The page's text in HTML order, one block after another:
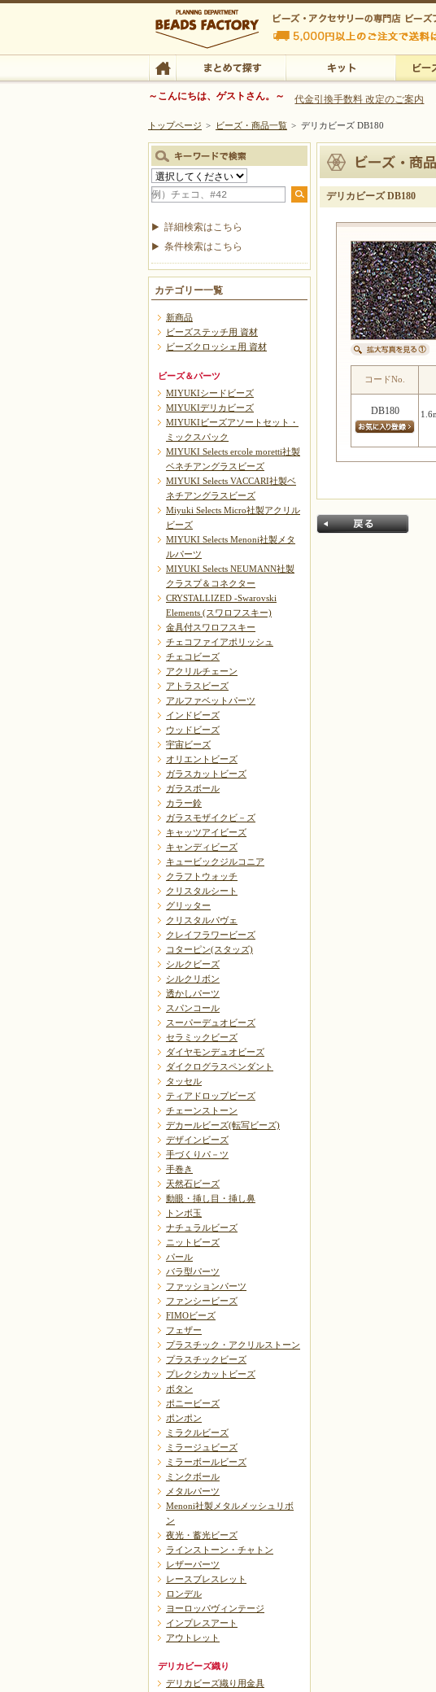
ビーズファクトリー ビーズ・パーツ・金具など・アクセサリー
ビーズ・アクセサリーの専門店 ビー
ビーズ・アクセサリーの専門店 ビーズファクトリー 5,000円以上
TOP まとめて探す
～こんにちは、ゲストさん。～ 代金引換手数料 改定のご案内
トップページ > ビーズ・商品一覧 > デリカビーズ DB180
デリカビーズ DB180
コードNo.
DB180
詳細検索はこちら
条件検索はこちら
カテゴリー一覧
新商品
ビーズステッチ用 資材
ビーズクロッシェ用 資材
ビーズ＆パーツ
MIYUKIシードビーズ
MIYUKIデリカビーズ
MIYUKIビーズアソートセット・
ミックスパック
MIYUKI Selects ercole moretti社製
ベネチアングラスビーズ
MIYUKI Selects VACCARI社製ベ
ネチアングラスビーズ
Miyuki Selects Micro社製アクリル
ビーズ
MIYUKI Selects Menoni社製メタ
ルパーツ
MIYUKI Selects NEUMANN社製
クラスプ＆コネクター
CRYSTALLIZED -Swarovski
Elements (スワロフスキー)
金具付スワロフスキー
チェコファイアポリッシュ
チェコビーズ
アクリルチェーン
アトラスビーズ
アルファベットパーツ
インドビーズ
ウッドビーズ
宇宙ビーズ
オリエントビーズ
ガラスカットビーズ
ガラスボール
カラー鈴
ガラスモザイクビ－ズ
キャッツアイビーズ
キャンディビーズ
キュービックジルコニア
クラフトウォッチ
クリスタルシート
グリッター
クリスタルパヴェ
クレイフラワービーズ
コターピン(スタッズ)
シルクビーズ
シルクリボン
透かしパーツ
スパンコール
スーパーデュオビーズ
セラミックビーズ
ダイヤモンデュオビーズ
ダイクログラスペンダント
タッセル
ティアドロップビーズ
チェーンストーン
デカールビーズ(転写ビーズ)
デザインビーズ
手づくりパ－ツ
手巻き
天然石ビーズ
動眼・挿し目・挿し鼻
トンボ玉
ナチュラルビーズ
ニットビーズ
パール
バラ型パーツ
ファッションパーツ
ファンシービーズ
FIMOビーズ
フェザー
プラスチック・アクリルストーン
プラスチックビーズ
プレクシカットビーズ
ボタン
ポニービーズ
ポンポン
ミラクルビーズ
ミラージュビーズ
ミラーボールビーズ
ミンクボール
メタルパーツ
Menoni社製メタルメッシュリボ
ン
夜光・蓄光ビーズ
ラインストーン・チャトン
レザーパーツ
レースブレスレット
ロンデル
ヨーロッパヴィンテージ
インプレスアート
アウトレット
デリカビーズ織り
デリカビーズ織り用金具